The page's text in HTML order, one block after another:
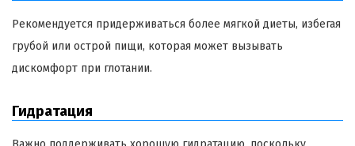
Рекомендуется придерживаться более мягкой диеты, избегая
грубой или острой пищи, которая может вызывать
дискомфорт при глотании.
Гидратация